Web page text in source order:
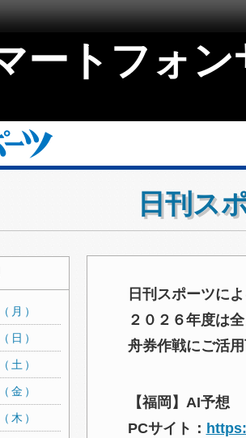
ートフォ
日刊ス
月）
日）
土）
金）
木）
日刊スポーツに
２０２６年度は
舟券作戦にご活
【福岡】AI予想
PCサイト：